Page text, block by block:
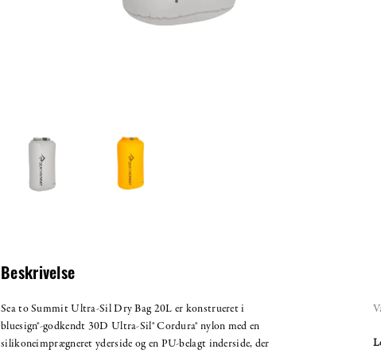
Beskrivelse
Sea to Summit Ultra-Sil Dry Bag 20L er konstrueret i
bluesign®-godkendt 30D Ultra-Sil® Cordura® nylon med en
silikoneimprægneret yderside og en PU-belagt inderside, der